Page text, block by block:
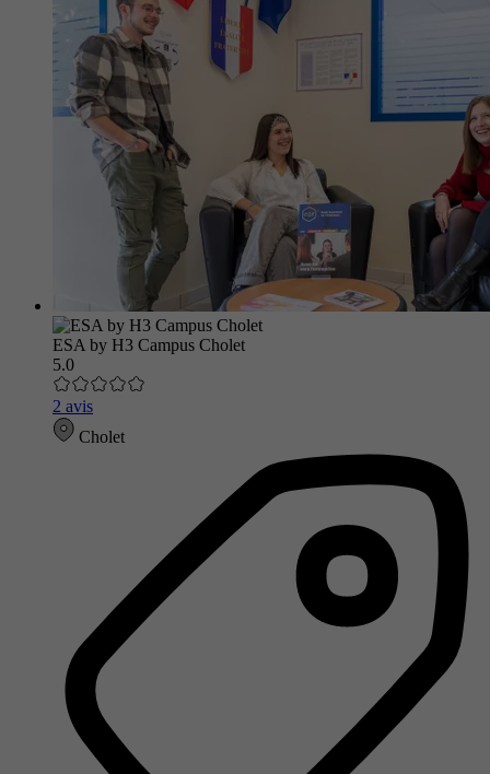
ESA by H3 Campus Cholet
5.0
2 avis
Cholet